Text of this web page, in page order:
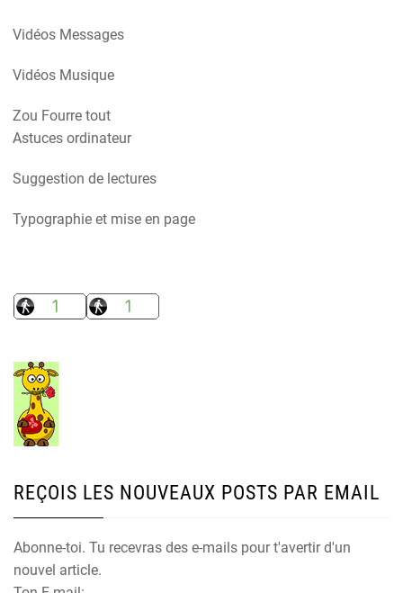
Vidéos Messages
Vidéos Musique
Zou Fourre tout
Astuces ordinateur
Suggestion de lectures
Typographie et mise en page
REÇOIS LES NOUVEAUX POSTS PAR EMAIL
Abonne-toi. Tu recevras des e-mails pour t'avertir d'un
nouvel article.